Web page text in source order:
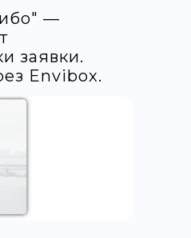
—
заявки.
Envibox.